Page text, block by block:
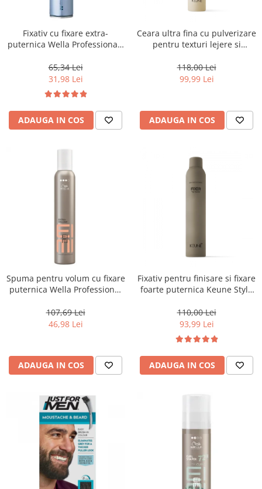
Fixativ cu fixare extra-
puternica Wella Professionals
65,34 Lei
31,98 Lei
ADAUGA IN COS
Ceara ultra fina cu pulverizare
pentru texturi lejere si
Air Wax, 200 ml
118,00 Lei
99,99 Lei
ADAUGA IN COS
Spuma pentru volum cu fixare
puternica Wella Professional
107,69 Lei
46,98 Lei
ADAUGA IN COS
Fixativ pentru finisare si fixare
foarte puternica Keune Style
110,00 Lei
93,99 Lei
ADAUGA IN COS